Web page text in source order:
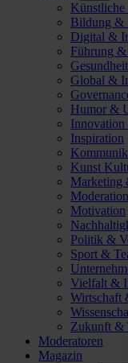
Bildung &
Digital &
Führung
Global &
Humor &
Inspiration
Kunst
Marketing
Motivation
Politik &
Sport &
Vielfalt &
Wirtschaft
Zukunft &
Moderatoren
Magazin